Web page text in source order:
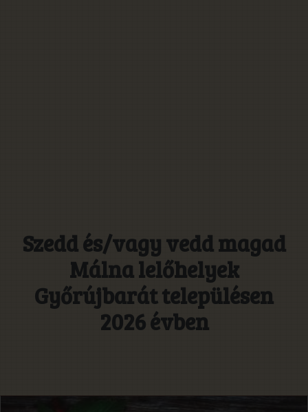
Szedd és/vagy vedd magad
Málna lelőhelyek
Győrújbarát településen
2026 évben